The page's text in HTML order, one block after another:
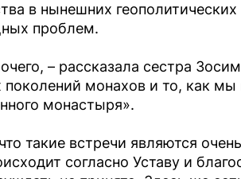
в нынешних
проблем.
– рассказала сестра
монахов и то, как мы
монастыря».
такие встречи являются
согласно Уставу и